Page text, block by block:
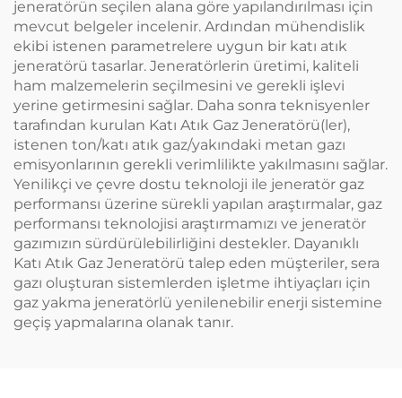
jeneratörün seçilen alana göre yapılandırılması için
mevcut belgeler incelenir. Ardından mühendislik
ekibi istenen parametrelere uygun bir katı atık
jeneratörü tasarlar. Jeneratörlerin üretimi, kaliteli
ham malzemelerin seçilmesini ve gerekli işlevi
yerine getirmesini sağlar. Daha sonra teknisyenler
tarafından kurulan Katı Atık Gaz Jeneratörü(ler),
istenen ton/katı atık gaz/yakındaki metan gazı
emisyonlarının gerekli verimlilikte yakılmasını sağlar.
Yenilikçi ve çevre dostu teknoloji ile jeneratör gaz
performansı üzerine sürekli yapılan araştırmalar, gaz
performansı teknolojisi araştırmamızı ve jeneratör
gazımızın sürdürülebilirliğini destekler. Dayanıklı
Katı Atık Gaz Jeneratörü talep eden müşteriler, sera
gazı oluşturan sistemlerden işletme ihtiyaçları için
gaz yakma jeneratörlü yenilenebilir enerji sistemine
geçiş yapmalarına olanak tanır.